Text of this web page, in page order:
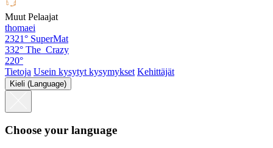
Muut Pelaajat
thomaei
2321° SuperMat
332° The_Crazy
220°
Tietoja Usein kysytyt kysymykset Kehittäjät
Kieli (Language)
Choose your language